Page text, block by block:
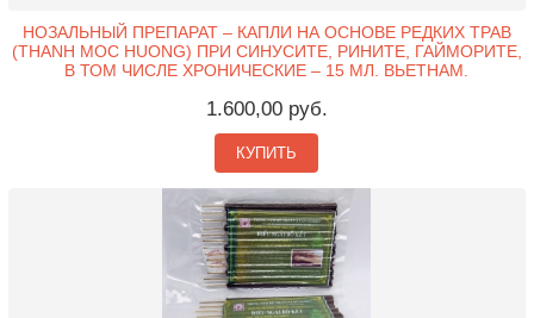
НОЗАЛЬНЫЙ ПРЕПАРАТ – КАПЛИ НА ОСНОВЕ РЕДКИХ ТРАВ
(THANH MOC HUONG) ПРИ СИНУСИТЕ, РИНИТЕ, ГАЙМОРИТЕ,
В ТОМ ЧИСЛЕ ХРОНИЧЕСКИЕ – 15 МЛ. ВЬЕТНАМ.
1.600,00 руб.
КУПИТЬ